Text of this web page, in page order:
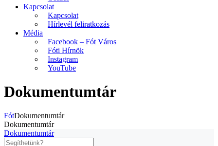
Kapcsolat
Kapcsolat
Hírlevél feliratkozás
Média
Facebook – Fót Város
Fóti Hírnök
Instagram
YouTube
Dokumentumtár
FótDokumentumtár
Dokumentumtár
Dokumentumtár